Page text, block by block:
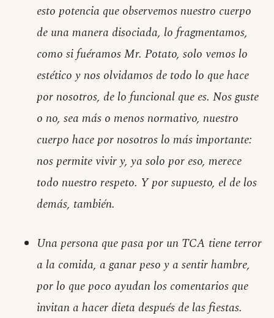
esto potencia que observemos nuestro cuerpo
de una manera disociada, lo fragmentamos,
como si fuéramos Mr. Potato, solo vemos lo
estético y nos olvidamos de todo lo que hace
por nosotros, de lo funcional que es. Nos guste
o no, sea más o menos normativo, nuestro
cuerpo hace por nosotros lo más importante:
nos permite vivir y, ya solo por eso, merece
todo nuestro respeto. Y por supuesto, el de los
demás, también.
Una persona que pasa por un TCA tiene terror
a la comida, a ganar peso y a sentir hambre,
por lo que poco ayudan los comentarios que
invitan a hacer dieta después de las fiestas.